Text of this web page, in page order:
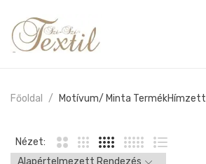
Főoldal Motívum/ Minta TermékHímzett
Nézet: